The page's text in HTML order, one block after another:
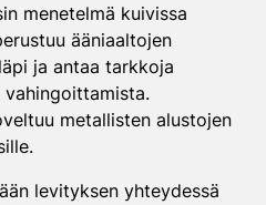
menetelmä kuivissa
ääniaaltojen
ja antaa tarkkoja
metallisten alustojen
levityksen yhteydessä